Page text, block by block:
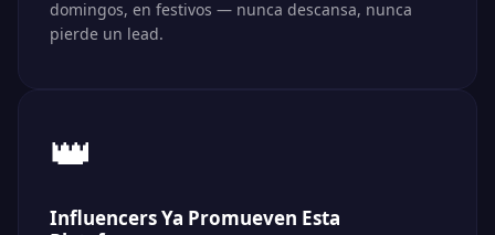
domingos, en festivos — nunca descansa, nunca
pierde un lead.
👑
Influencers Ya Promueven Esta